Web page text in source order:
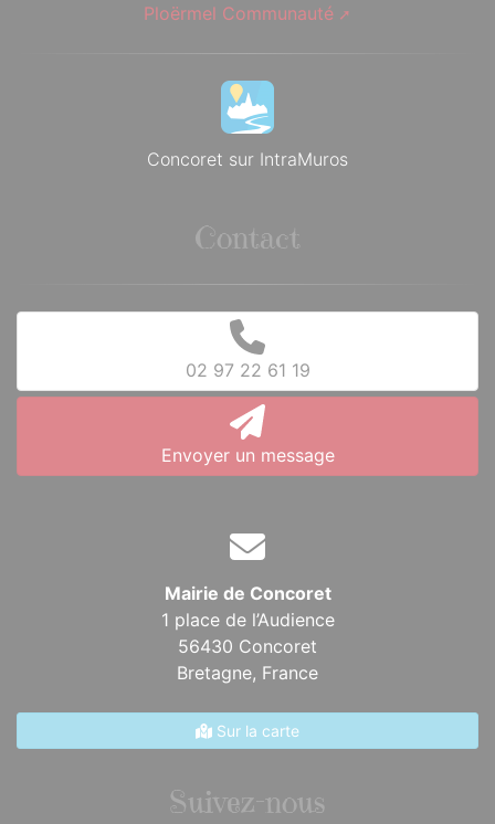
Ploërmel Communauté
Concoret sur IntraMuros
Contact
02 97 22 61 19
Envoyer un message
Mairie de Concoret
1 place de l’Audience
56430 Concoret
Bretagne, France
Sur la carte
Suivez-nous